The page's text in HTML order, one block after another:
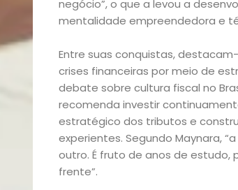
Bora
lá!
Casa
e
Decoração
negócio”, o que a levou a
mentalidade empreendedora e
Entre suas conquistas,
crises financeiras por meio de
debate sobre cultura fiscal no
recomenda investir
estratégico dos tributos e
experientes. Segundo Maynara,
outro. É fruto de anos de estudo,
frente”.